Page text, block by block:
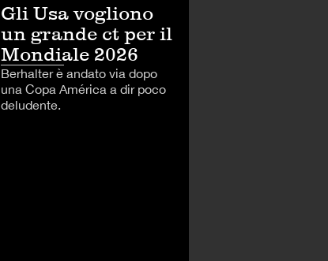
Gli Usa vogliono
un grande ct per il
Mondiale 2026
Berhalter è andato via dopo
una Copa América a dir poco
deludente.